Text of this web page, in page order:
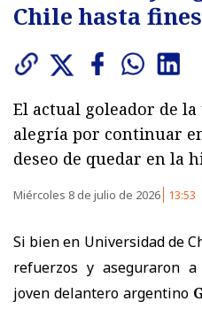
Chile hasta
El actual goleador de
alegría por continuar
deseo de quedar en la
Miércoles 8 de julio de 2026 13:53
Si bien en Universidad de
refuerzos y aseguraron
joven delantero argentino